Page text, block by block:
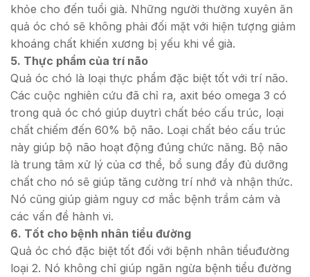
khỏe cho đến tuổi già. Những người thường xuyên ăn
quả óc chó sẽ không phải đối mặt với hiện tượng giảm
khoáng chất khiến xương bị yếu khi về già.
5. Thực phẩm của trí não
Quả óc chó là loại thực phẩm đặc biệt tốt với trí não.
Các cuộc nghiên cứu đã chỉ ra, axit béo omega 3 có
trong quả óc chó giúp duytrì chất béo cấu trúc, loại
chất chiếm đến 60% bộ não. Loại chất béo cấu trúc
này giúp bộ não hoạt động đúng chức năng. Bộ não
là trung tâm xử lý của cơ thể, bổ sung đầy đủ dưỡng
chất cho nó sẽ giúp tăng cường trí nhớ và nhận thức.
Nó cũng giúp giảm nguy cơ mắc bệnh trầm cảm và
các vấn đề hành vi.
6. Tốt cho bệnh nhân tiểu đường
Quả óc chó đặc biệt tốt đối với bệnh nhân tiểuđường
loại 2. Nó không chỉ giúp ngăn ngừa bệnh tiểu đường